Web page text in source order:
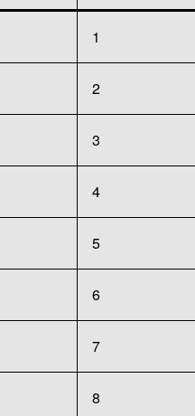
1
2
3
4
5
6
7
8